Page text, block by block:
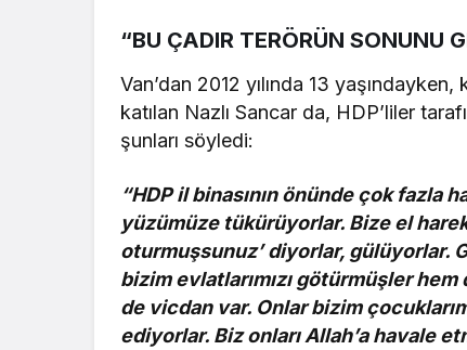
“BU ÇADIR TERÖRÜN SONUNU
Van’dan 2012 yılında 13
katılan Nazlı Sancar da, HDP’liler
şunları söyledi:
“HDP il binasının önünde çok fazla
yüzümüze tükürüyorlar. Bize el
oturmuşsunuz’ diyorlar, gülüyorlar.
bizim evlatlarımızı götürmüşler
de vicdan var. Onlar bizim
ediyorlar. Biz onları Allah’a havale